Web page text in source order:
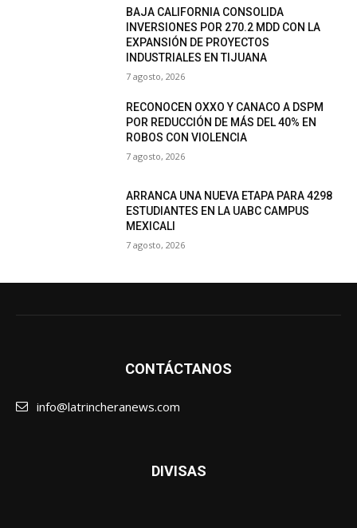
BAJA CALIFORNIA CONSOLIDA
INVERSIONES POR 270.2 MDD CON LA
EXPANSIÓN DE PROYECTOS
INDUSTRIALES EN TIJUANA
7 agosto, 2026
RECONOCEN OXXO Y CANACO A DSPM
POR REDUCCIÓN DE MÁS DEL 40% EN
ROBOS CON VIOLENCIA
7 agosto, 2026
ARRANCA UNA NUEVA ETAPA PARA 4298
ESTUDIANTES EN LA UABC CAMPUS
MEXICALI
7 agosto, 2026
CONTÁCTANOS
info@latrincheranews.com
DIVISAS